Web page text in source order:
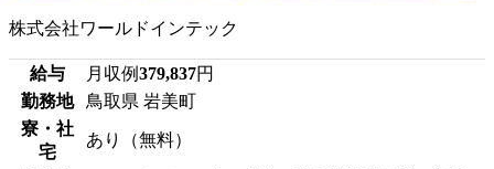
株式会社ワールドインテック
給与 月収例379,837円
勤務地
鳥取県 岩美町
寮・社
宅
あり（無料）